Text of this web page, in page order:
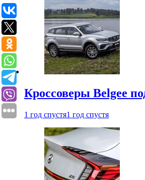
Кроссоверы Belgee
1 год спустя1 год спустя